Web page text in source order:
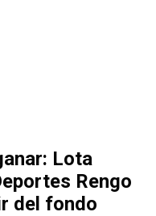
Lota
Rengo
del fondo